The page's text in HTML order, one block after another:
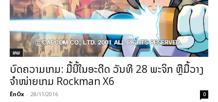
ເກມ
ບົດຄວາມເກມ: ມື້ນີ້ໃນອະດີດ ວັນທີ 28 ພະຈິກ ຫຼືມື້ວາງ
ຈຳໜ່າຍເກມ Rockman X6
ÊnÖx - 28/11/2016 0